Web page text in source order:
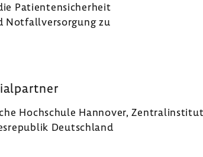
Pati­en­ten­si­cher­heit
Notfall­ver­sor­gung zu
Hoch­schule Hannover,
Deutsch­land